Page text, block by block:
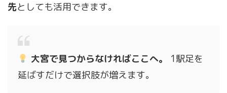
先としても活用できます。
大宮で見つからなければここへ。
1駅足を
延ばすだけで選択肢が増えます。